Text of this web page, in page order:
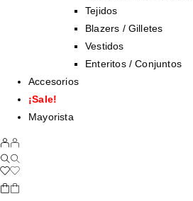
Tejidos
Blazers / Gilletes
Vestidos
Enteritos / Conjuntos
Accesorios
¡Sale!
Mayorista